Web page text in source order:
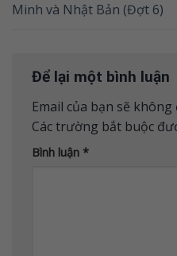
Minh và Nhật Bản (Đợt 6)
Để lại một bình luận
Email của bạn sẽ
Các trường bắt buộc
Bình luận *